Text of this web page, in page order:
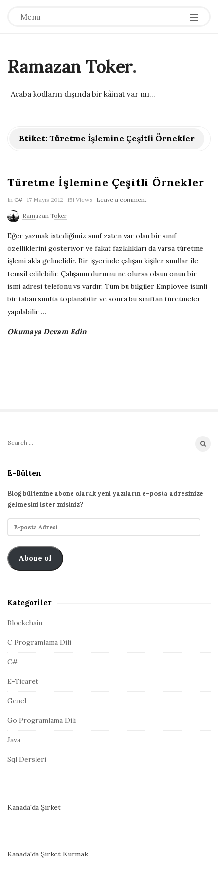
Menu
Ramazan Toker.
Acaba kodların dışında bir kâinat var mı...
Etiket:Türetme İşlemine Çeşitli Örnekler
Türetme İşlemine Çeşitli Örnekler
In C# P
l
i
s
h
e
17 Mayıs 2012 151 Views Leave a comment
Ramazan Toker
Eğer yazmak istediğimiz sınıf zaten var olan bir sınıf
özelliklerini gösteriyor ve fakat fazlalıkları da varsa türetme
işlemi akla gelmelidir. Bir işyerinde çalışan kişiler sınıflar ile
temsil edilebilir. Çalışanın durumu ne olursa olsun onun bir
ismi adresi telefonu vs vardır. Tüm bu bilgiler Employee isimli
bir taban sınıfta toplanabilir ve sonra bu sınıftan türetmeler
yapılabilir …
Okumaya Devam Edin
S
t
S
i
d
e
b
a
S
a
c
h
r
E-Bülten
Blog bültenine abone olarak yeni yazıların e-posta adresinize
gelmesini ister misiniz?
E
-
o
s
A
r
s
Abone ol
Kategoriler
Blockchain
C Programlama Dili
C#
E-Ticaret
Genel
Go Programlama Dili
Java
Sql Dersleri
Kanada'da Şirket
Kanada'da Şirket Kurmak